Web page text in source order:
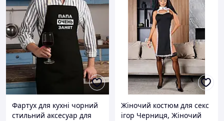
Фартух для кухні чорний
стильний аксесуар для
Жіночий костюм для секс
ігор Черниця, Жіночий